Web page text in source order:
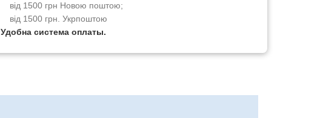
від 1500 грн Новою поштою;
від 1500 грн. Укрпоштою
Удобна система оплаты.